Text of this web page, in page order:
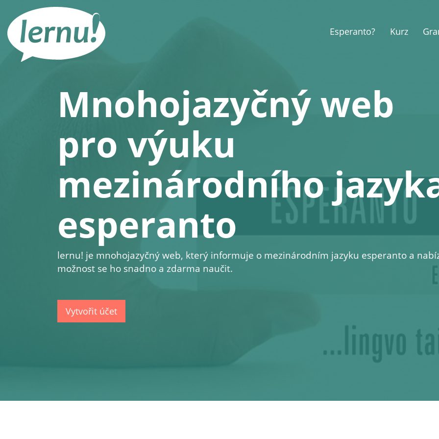
obsahu
Esperanto? Kurz
Mnohojazyčný web
pro výuku
mezinárodního
esperanto
lernu! je mnohojazyčný web, který informuje o mezinárodním jazyku esperanto a
možnost se ho snadno a zdarma naučit.
Vytvořit účet